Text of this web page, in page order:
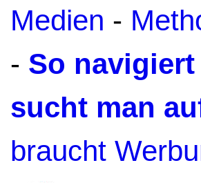
Medien -
- So
sucht man
braucht